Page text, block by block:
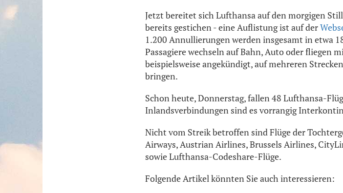
Jetzt bereitet sich Lufthansa auf den morgigen
bereits gestichen - eine Auflistung ist auf der
1.200 Annullierungen werden insgesamt in etwa
Passagiere wechseln auf Bahn, Auto oder fliegen
beispielsweise angekündigt, auf mehreren
bringen.
Schon heute, Donnerstag, fallen 48 Lufthansa-
Inlandsverbindungen sind es vorrangig
Nicht vom Streik betroffen sind Flüge der
Airways, Austrian Airlines, Brussels Airlines,
sowie Lufthansa-Codeshare-Flüge.
Folgende Artikel könnten Sie auch interessieren: